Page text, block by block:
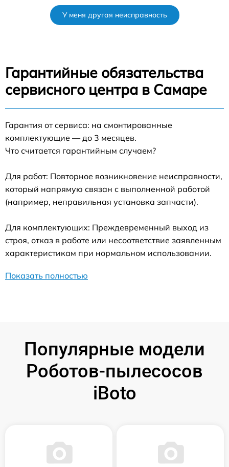
У меня другая неисправность
Гарантийные обязательства
сервисного центра в Самаре
Гарантия от сервиса: на смонтированные
комплектующие — до 3 месяцев.
Что считается гарантийным случаем?
Для работ: Повторное возникновение неисправности,
который напрямую связан с выполненной работой
(например, неправильная установка запчасти).
Для комплектующих: Преждевременный выход из
строя, отказ в работе или несоответствие заявленным
характеристикам при нормальном использовании.
Показать полностью
Популярные модели
Роботов-пылесосов
iBoto